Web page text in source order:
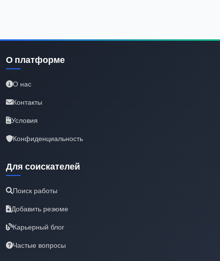
О платформе
О нас
Контакты
Условия
Конфиденциальность
Для соискателей
Поиск работы
Добавить резюме
Карьерный блог
Частые вопросы